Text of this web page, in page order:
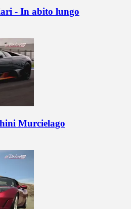
- In abito lungo
Murcielago